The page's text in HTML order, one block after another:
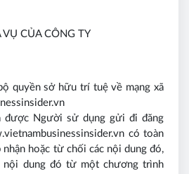
VỤ CỦA CÔNG TY
quyền sở hữu trí tuệ về mạng xã
được Người sử dụng gửi đi đăng
có toàn
hoặc từ chối các nội dung đó,
nội dung đó từ một chương trình